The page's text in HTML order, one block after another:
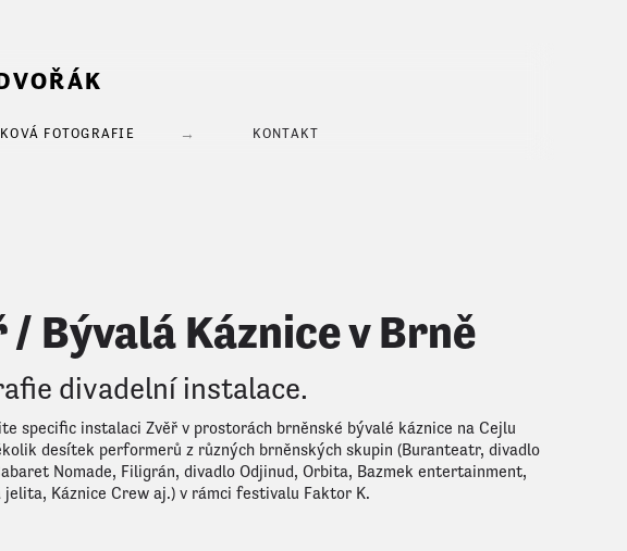
FOTOGRAFIE → KONTAKT
/ Bývalá Káznice v Brně
divadelní instalace.
specific instalaci Zvěř v prostorách brněnské bývalé káznice na Cejlu
desítek performerů z různých brněnských skupin (Buranteatr, divadlo
Nomade, Filigrán, divadlo Odjinud, Orbita, Bazmek entertainment,
jelita, Káznice Crew aj.) v rámci festivalu Faktor K.